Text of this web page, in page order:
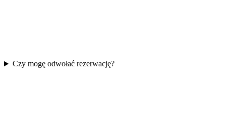
Czy mogę odwołać rezerwację?